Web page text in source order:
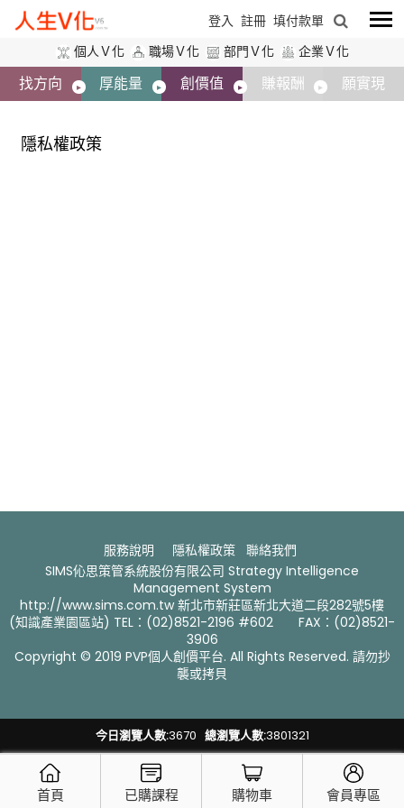
登入 註冊 填付款單
個人Ｖ化
職場Ｖ化 部門Ｖ化 企業Ｖ化
找方向 厚能量 創價值 賺報酬 願實現
隱私權政策
服務說明 隱私權政策 聯絡我們 ​
SIMS伈思策管系統股份有限公司 Strategy Intelligence
Management System
http://www.sims.com.tw 新北市新莊區新北大道二段282號5樓
(知識產業園區站) TEL：(02)8521-2196 #602 FAX：(02)8521-
3906
Copyright © 2019 PVP個人創價平台. All Rights Reserved. 請勿抄
襲或拷貝
今日瀏覽人數:3670 總瀏覽人數:3801321
首頁 已購課程 購物車 會員專區